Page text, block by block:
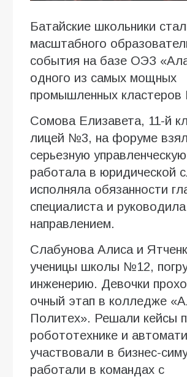
Батайские школьники
масштабного
события на базе ОЭЗ
одного из самых мощных
промышленных кластеров
Сомова Елизавета, 11-й
лицей №3, на форуме
серьезную управленческую
работала в юридической
исполняла обязанности
специалиста и руководила
направлением.
Слабунова Алиса и
ученицы школы №12,
инженерию. Девочки
очный этап в колледже
Политех». Решали кейсы
робототехнике и
участвовали в бизнес-
работали в командах с